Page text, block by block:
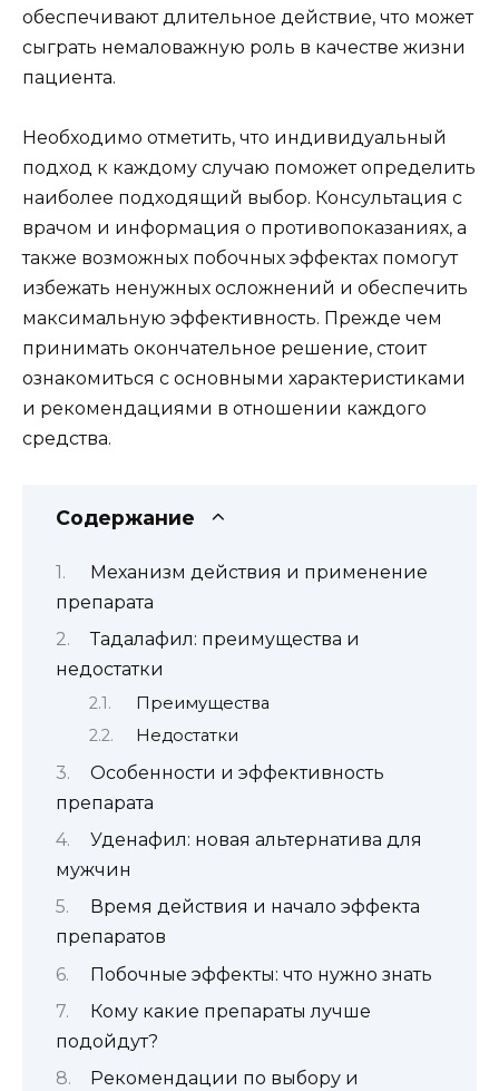
обеспечивают длительное действие, что может
сыграть немаловажную роль в качестве жизни
пациента.
Необходимо отметить, что индивидуальный
подход к каждому случаю поможет определить
наиболее подходящий выбор. Консультация с
врачом и информация о противопоказаниях, а
также возможных побочных эффектах помогут
избежать ненужных осложнений и обеспечить
максимальную эффективность. Прежде чем
принимать окончательное решение, стоит
ознакомиться с основными характеристиками
и рекомендациями в отношении каждого
средства.
Содержание
Механизм действия и применение
препарата
Тадалафил: преимущества и
недостатки
Преимущества
Недостатки
Особенности и эффективность
препарата
Уденафил: новая альтернатива для
мужчин
Время действия и начало эффекта
препаратов
Побочные эффекты: что нужно знать
Кому какие препараты лучше
подойдут?
Рекомендации по выбору и